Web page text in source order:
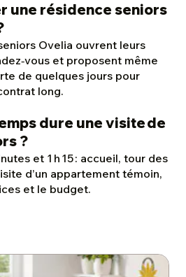
une résidence seniors
Ovelia ouvrent leurs
et proposent même
de quelques jours pour
long.
dure une visite de
?
et 1 h 15 : accueil, tour des
d’un appartement témoin,
et le budget.